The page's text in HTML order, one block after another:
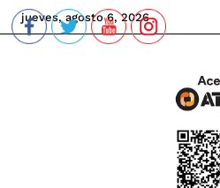
jueves, agosto 6, 2026